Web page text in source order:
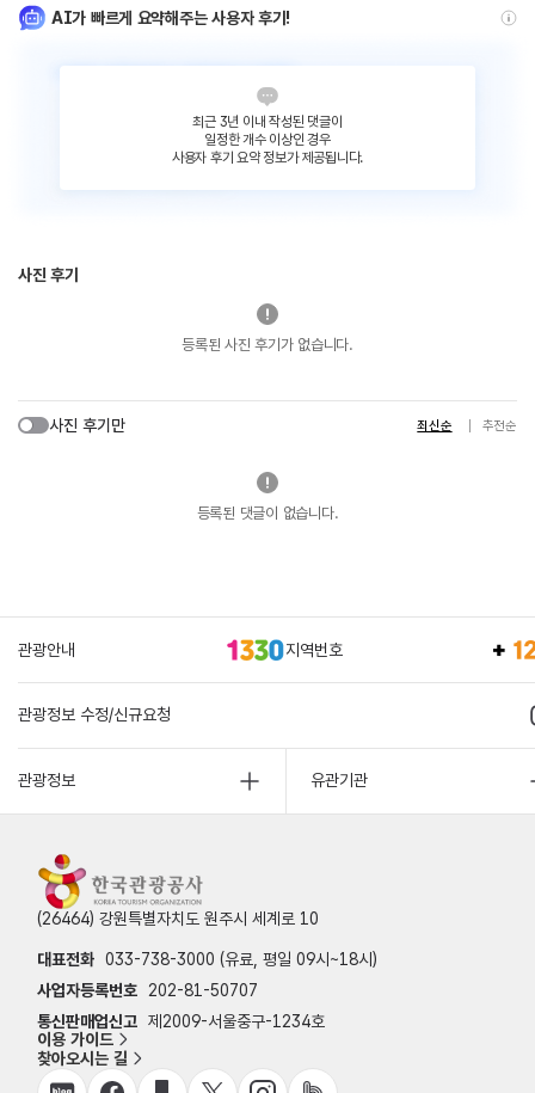
AI가 빠르게 요약해주는 사용자 후기!
최근 3년 이내 작성된 댓글이
일정한 개수 이상인 경우
사용자 후기 요약 정보가 제공됩니다.
사진 후기
등록된 사진 후기가 없습니다.
사진 후기만 최신순 추천순
등록된 댓글이 없습니다.
관광안내 지역번호
관광정보 수정/신규요청
관광정보 유관기관
(26464) 강원특별자치도 원주시 세계로 10
대표전화 033-738-3000 (유료, 평일 09시~18시)
사업자등록번호
202-81-50707
통신판매업신고 제2009-서울중구-1234호
이용 가이드
찾아오시는 길